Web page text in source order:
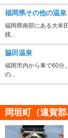
福岡県その他の温泉
福岡県南部にある大牟
残...
脇田温泉
福岡市内から車で60分
の...
岡垣町（遠賀